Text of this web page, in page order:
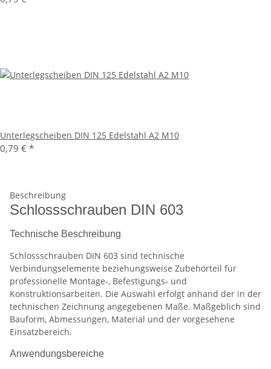
Unterlegscheiben DIN 125 Edelstahl A2 M10
0,79 € *
Beschreibung
Schlossschrauben DIN 603
Technische Beschreibung
Schlossschrauben DIN 603 sind technische
Verbindungselemente beziehungsweise Zubehörteil für
professionelle Montage-, Befestigungs- und
Konstruktionsarbeiten. Die Auswahl erfolgt anhand der in der
technischen Zeichnung angegebenen Maße. Maßgeblich sind
Bauform, Abmessungen, Material und der vorgesehene
Einsatzbereich.
Anwendungsbereiche